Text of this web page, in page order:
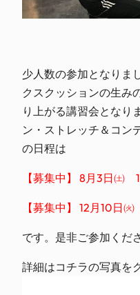
少人数の参加となりま
クスクッションの生み
り上がる講習会となり
ン・ストレッチ＆コン
の日程は
【募集中】 8月3日㈯
【募集中】 12月10日
です。是非ご参加くだ
詳細はコチラの写真を